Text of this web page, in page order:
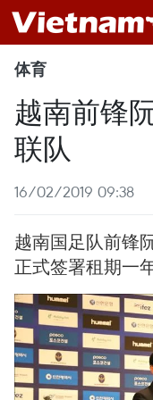
体育
越南前锋
联队
16/02/2019 09:38
越南国足队前锋
正式签署租期一